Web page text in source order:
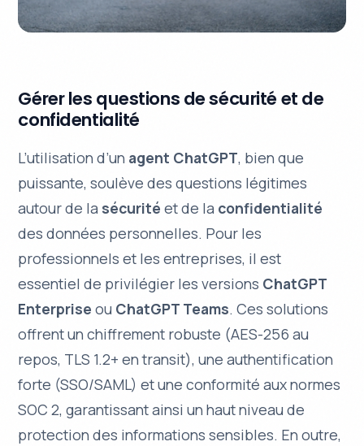
Gérer les questions de sécurité et de
confidentialité
L’utilisation d’un agent ChatGPT, bien que
puissante, soulève des questions légitimes
autour de la sécurité et de la confidentialité
des données personnelles. Pour les
professionnels et les entreprises, il est
essentiel de privilégier les versions ChatGPT
Enterprise ou ChatGPT Teams. Ces solutions
offrent un chiffrement robuste (AES-256 au
repos, TLS 1.2+ en transit), une authentification
forte (SSO/SAML) et une conformité aux normes
SOC 2, garantissant ainsi un haut niveau de
protection des informations sensibles. En outre,